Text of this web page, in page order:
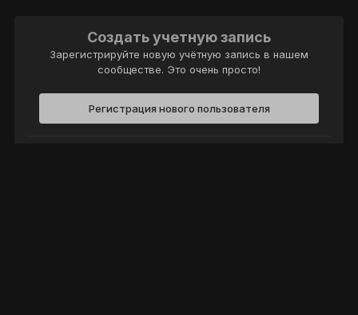
Создать учетную запись
Зарегистрируйте новую учётную запись в нашем
сообществе. Это очень просто!
Регистрация нового пользователя